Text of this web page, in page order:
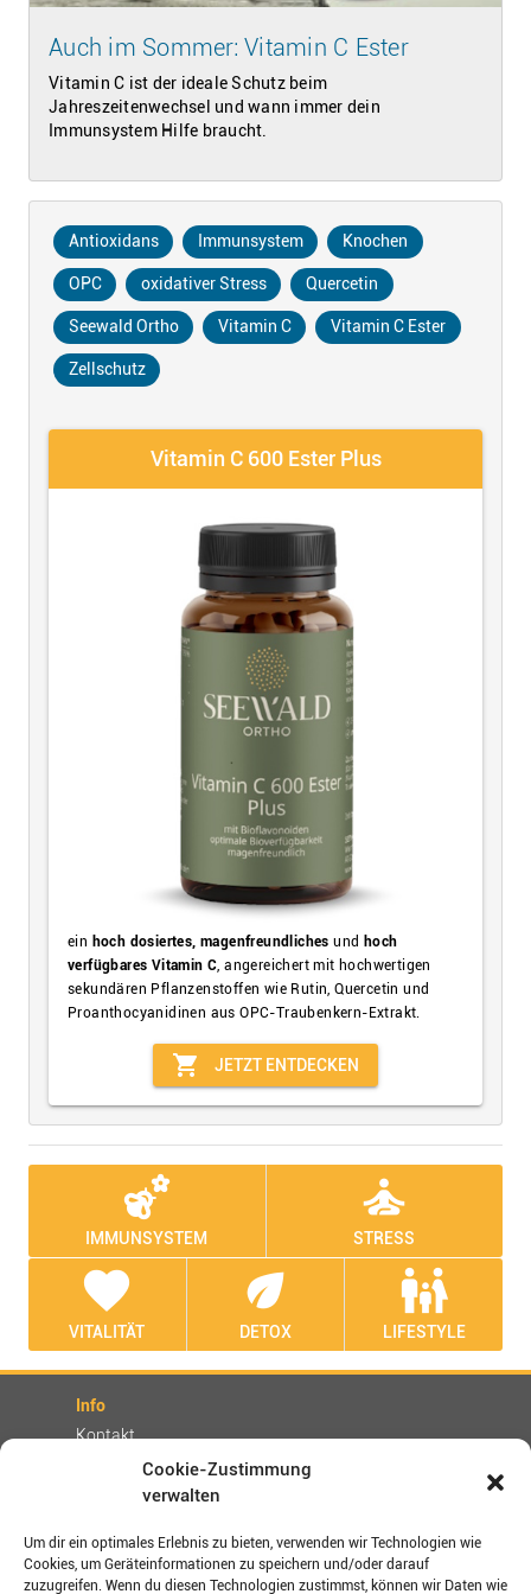
Cookie-Zustimmung
verwalten
Um dir ein optimales Erlebnis zu bieten, verwenden wir Technologien wie
Cookies, um Geräteinformationen zu speichern und/oder darauf
zuzugreifen. Wenn du diesen Technologien zustimmst, können wir Daten wie
Auch im Sommer: Vitamin C Ester
Vitamin C ist der ideale Schutz beim
Jahreszeitenwechsel und wann immer dein
Immunsystem Hilfe braucht.
Antioxidans Immunsystem Knochen
OPC oxidativer Stress Quercetin
Seewald Ortho Vitamin C Vitamin C Ester
Zellschutz
Vitamin C 600 Ester Plus
ein hoch dosiertes, magenfreundliches und hoch
verfügbares Vitamin C, angereichert mit hochwertigen
sekundären Pflanzenstoffen wie Rutin, Quercetin und
Proanthocyanidinen aus OPC-Traubenkern-Extrakt.
shopping_cart JETZT ENTDECKEN
emoji_nature
IMMUNSYSTEM
self_improvement
STRESS
favorite
VITALITÄT
eco
DETOX
family_restroom
LIFESTYLE
Info
Kontakt
Rechtliches
Impressum
AGBs